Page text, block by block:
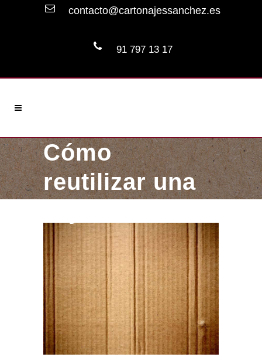
contacto@cartonajessanchez.es
91 797 13 17
Cómo
reutilizar una